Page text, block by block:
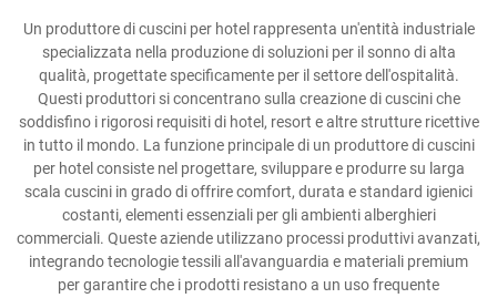
Un produttore di cuscini per hotel rappresenta un'entità industriale
specializzata nella produzione di soluzioni per il sonno di alta
qualità, progettate specificamente per il settore dell'ospitalità.
Questi produttori si concentrano sulla creazione di cuscini che
soddisfino i rigorosi requisiti di hotel, resort e altre strutture ricettive
in tutto il mondo. La funzione principale di un produttore di cuscini
per hotel consiste nel progettare, sviluppare e produrre su larga
scala cuscini in grado di offrire comfort, durata e standard igienici
costanti, elementi essenziali per gli ambienti alberghieri
commerciali. Queste aziende utilizzano processi produttivi avanzati,
integrando tecnologie tessili all'avanguardia e materiali premium
per garantire che i prodotti resistano a un uso frequente